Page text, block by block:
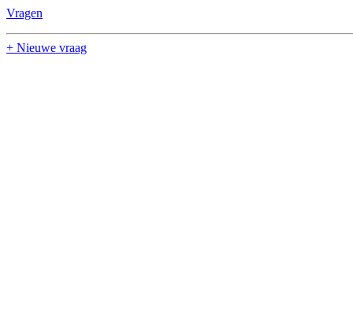
Vragen
+ Nieuwe vraag